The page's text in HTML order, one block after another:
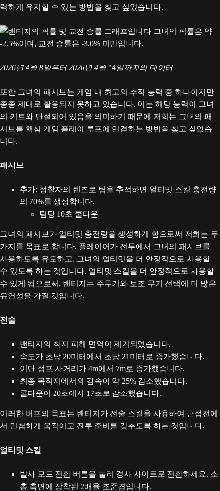
력하게 유지할 수 있는 방법을 찾고 싶었습니다.
2026년 4월 8일부터 2026년 4월 14일까지의 데이터
또한 그녀의 패시브는 게임 내 최고의 추적 능력 중 하나이지만
종종 제대로 활용되지 못하고 있습니다. 이는 해당 능력이 그녀
의 키트와 단절되어 있음을 의미하기 때문에 저희는 그녀의 패
시브를 핵심 게임 플레이 루프에 연결하는 방법을 찾고 싶었습
니다.
패시브
추가: 정찰자의 렌즈로 팀을 추적하면 얼티밋 스킬 충전량
의 70%를 생성합니다.
팀당 10초 쿨다운
그녀의 패시브가 얼티밋 충전량을 생성하게 함으로써 저희는 두
가지를 목표로 합니다. 플레이어가 전투에서 그녀의 패시브를
사용하도록 유도하고, 그녀의 얼티밋을 더 안정적으로 사용할
수 있도록 하는 것입니다. 얼티밋 스킬을 더 안정적으로 사용할
수 있게 됨으로써, 밴티지는 주무기와 보조 무기 선택에 더 많은
유연성을 가질 것입니다.
전술
밴티지의 착지 피해 면역이 제거되었습니다.
속도가 초당 20미터에서 초당 21미터로 증가했습니다.
이단 점프 사거리가 4m에서 7m로 증가했습니다.
최종 목적지에서의 감속이 약 25% 감소했습니다.
쿨다운이 20초에서 17초로 감소했습니다.
이러한 버프의 목표는 밴티지가 전술 스킬을 사용하여 근접전에
서 민첩하게 움직이고 전투 준비를 갖추도록 하는 것입니다.
얼티밋 스킬
발사 모드 전환 버튼을 눌러 경사 사이트로 전환하세요. 소
총 측면에 장착된 2배율 조준경입니다.